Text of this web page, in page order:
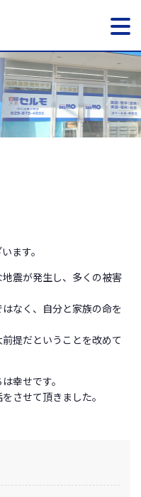
ます。
震が発生し、多くの被害
なく、自分と家族の命を
提だということを改めて
幸せです。
させて頂きました。